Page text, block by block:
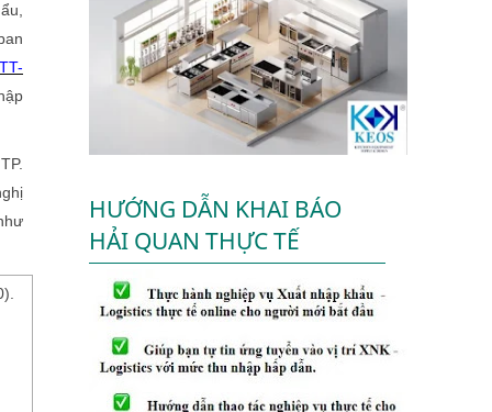
HƯỚNG DẪN KHAI BÁO
HẢI QUAN THỰC TẾ